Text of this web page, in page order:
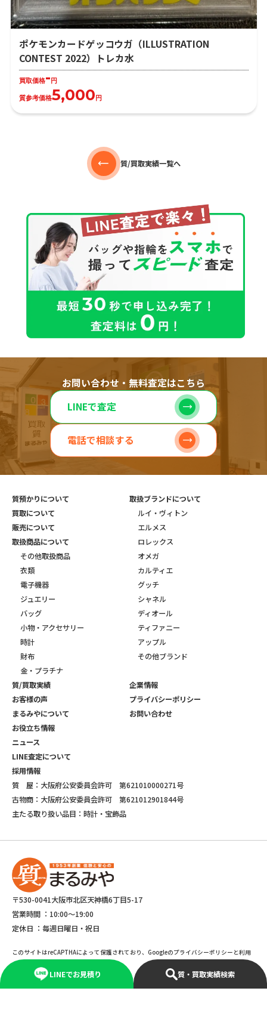
ポケモンカードゲッコウガ（ILLUSTRATION
CONTEST 2022）トレカ水
買取価格- 円
質参考価格5,000 円
質/買取実績一覧へ
お問い合わせ・無料査定はこちら
LINEで査定
電話で相談する
LINEでお見積り 質・買取実績検索
質預かりについて
買取について
販売について
取扱商品について
その他取扱商品
衣類
電子機器
ジュエリー
バッグ
小物・アクセサリー
時計
財布
金・プラチナ
取扱ブランドについて
ルイ・ヴィトン
エルメス
ロレックス
オメガ
カルティエ
グッチ
シャネル
ディオール
ティファニー
アップル
その他ブランド
質/買取実績
お客様の声
まるみやについて
お役立ち情報
ニュース
LINE査定について
採用情報
企業情報
プライバシーポリシー
お問い合わせ
質 屋：大阪府公安委員会許可 第621010000271号
古物商：大阪府公安委員会許可 第621012901844号
主たる取り扱い品目：時計・宝飾品
〒530-0041大阪市北区天神橋6丁目5-17
営業時間 ： 10:00～19:00
定休日 ： 毎週日曜日・祝日
このサイトはreCAPTHAによって保護されており、Googleのプライバシーポリシーと利用
規約が適応されます。